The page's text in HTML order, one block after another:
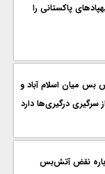
پاکستانی را
بس میان اسلام آباد و
سرگیری درگیری‌ها دارد
نقض آتش‌بس